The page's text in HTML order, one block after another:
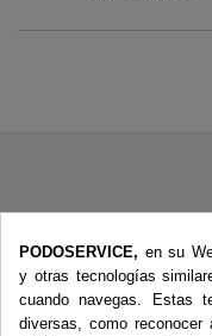
Más
PODOSERVICE, en su
y otras tecnologías
cuando navegas. Estas
diversas, como